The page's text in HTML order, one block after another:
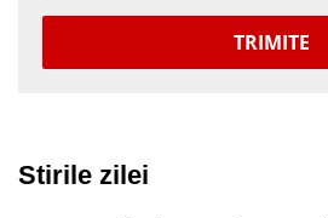
TRIMITE
Stirile zilei